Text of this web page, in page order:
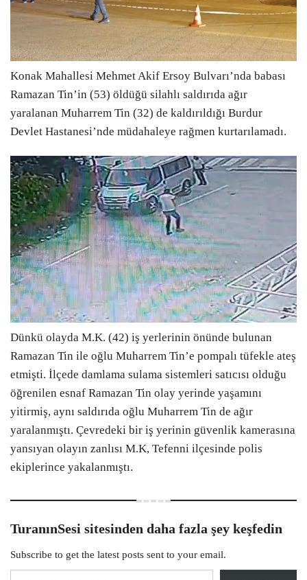
FOTO GALERİ
MAGAZİN
Konak Mahallesi Mehmet Akif Ersoy Bulvarı’nda babası
Ramazan Tin’in (53) öldüğü silahlı saldırıda ağır
yaralanan Muharrem Tin (32) de kaldırıldığı Burdur
Devlet Hastanesi’nde müdahaleye rağmen kurtarılamadı.
Dünkü olayda M.K. (42) iş yerlerinin önünde bulunan
Ramazan Tin ile oğlu Muharrem Tin’e pompalı tüfekle ateş
etmişti. İlçede damlama sulama sistemleri satıcısı olduğu
öğrenilen esnaf Ramazan Tin olay yerinde yaşamını
yitirmiş, aynı saldırıda oğlu Muharrem Tin de ağır
yaralanmıştı. Çevredeki bir iş yerinin güvenlik kamerasına
yansıyan olayın zanlısı M.K, Tefenni ilçesinde polis
ekiplerince yakalanmıştı.
TuranınSesi sitesinden daha fazla şey keşfedin
Subscribe to get the latest posts sent to your email.
E-postanızı yazın…